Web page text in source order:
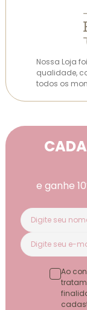
Nossa Loja
qualidade,
todos os
e ganhe
Ao